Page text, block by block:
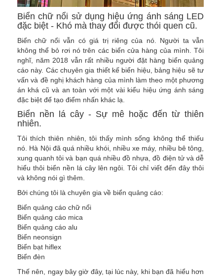
Biển chữ nổi sử dụng hiệu ứng ánh sáng LED
đặc biệt - Khó mà thay đổi được thói quen cũ.
Biển chữ nổi vẫn có giá trị riêng của nó. Người ta vẫn
không thể bỏ rơi nó trên các biển cửa hàng của mình. Tôi
nghĩ, năm 2018 vẫn rất nhiều người đặt hàng biển quảng
cáo này. Các chuyên gia thiết kế biển hiệu, bảng hiệu sẽ tư
vấn và đề nghị khách hàng của mình làm theo một phương
án khá cũ và an toàn với một vài kiểu hiệu ứng ánh sáng
đặc biệt để tạo điểm nhấn khác lạ.
Biển nền lá cây - Sự mê hoặc đến từ thiên
nhiên.
Tôi thích thiên nhiên, tôi thấy mình sống không thể thiếu
nó. Hà Nội đã quá nhiều khói, nhiều xe máy, nhiều bê tông,
xung quanh tôi và bạn quá nhiều đồ nhựa, đồ điện tử và dễ
hiểu thôi biển nền lá cây lên ngôi. Tôi chỉ viết đến đây thôi
và không nói gì thêm.
Bởi chúng tôi là chuyên gia về biển quảng cáo:
Biển quảng cáo chữ nổi
Biển quảng cáo mica
Biển quảng cáo alu
Biển neonsign
Biển bạt hiflex
Biển đèn
Thế nên, ngay bây giờ đây, tại lúc này, khi bạn đã hiểu hơn